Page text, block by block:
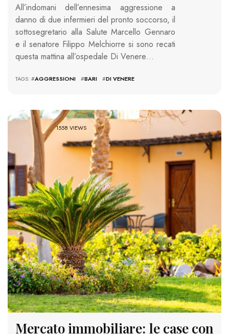
All’indomani dell’ennesima aggressione a
danno di due infermieri del pronto soccorso, il
sottosegretario alla Salute Marcello Gennaro
e il senatore Filippo Melchiorre si sono recati
questa mattina all’ospedale Di Venere…
TAGS: #AGGRESSIONI #BARI #DI VENERE
1558 VIEWS
Mercato immobiliare: le case con